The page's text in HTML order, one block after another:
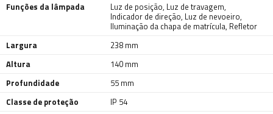
Funções da lâmpada
Luz de posição, Luz de travagem,
Indicador de direção, Luz de nevoeiro,
Iluminação da chapa de matrícula, Refletor
Largura
238 mm
Altura
140 mm
Profundidade
55 mm
Classe de proteção
IP 54